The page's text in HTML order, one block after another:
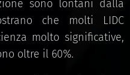
sono lontani dalla
che molti LIDC
molto significative,
oltre il 60%.